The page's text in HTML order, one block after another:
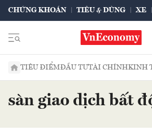
CHỨNG KHOÁN TIÊU & DÙNG XE
TIÊU ĐIỂMĐẦU TƯTÀI CHÍNHKINH
sàn giao dịch bất